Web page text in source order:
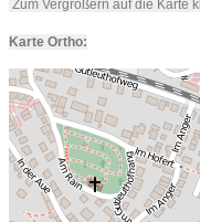
Zum Vergrößern auf die Karte
Karte Ortho: